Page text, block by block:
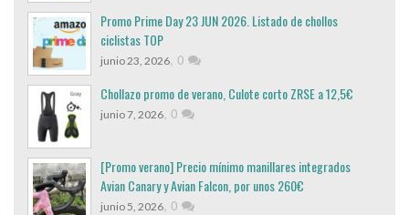
Promo Prime Day 23 JUN 2026. Listado de chollos
ciclistas TOP
junio 23, 2026, 0
Chollazo promo de verano, Culote corto ZRSE a 12,5€
junio 7, 2026, 0
[Promo verano] Precio mínimo manillares integrados
Avian Canary y Avian Falcon, por unos 260€
junio 5, 2026, 0